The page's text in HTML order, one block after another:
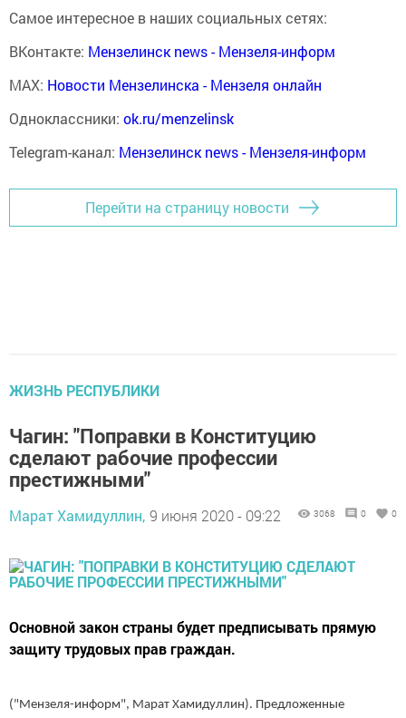
Самое интересное в наших социальных сетях:
ВКонтакте: Мензелинск news - Мензеля-информ
MAX: Новости Мензелинска - Мензеля онлайн
Одноклассники: ok.ru/menzelinsk
Telegram-канал: Мензелинск news - Мензеля-информ
Перейти на страницу новости
ЖИЗНЬ РЕСПУБЛИКИ
Чагин: "Поправки в Конституцию
сделают рабочие профессии
престижными"
Марат Хамидуллин, 9 июня 2020 - 09:22 3068 0 0
Основной закон страны будет предписывать прямую
защиту трудовых прав граждан.
("Мензеля-информ", Марат Хамидуллин). Предложенные